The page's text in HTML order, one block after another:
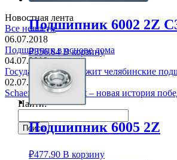
Новостная лента
Все новости
06.07.2018
Подшипник в основе дома
04.07.2018
Государство поддержит челябинские
02.07.2018
Schaeffler Audi Sport – новая история
Найти:
Подшипник 6002 2Z
₽356.84 В корзину
Подшипник 6005 2Z
₽477.90 В корзину